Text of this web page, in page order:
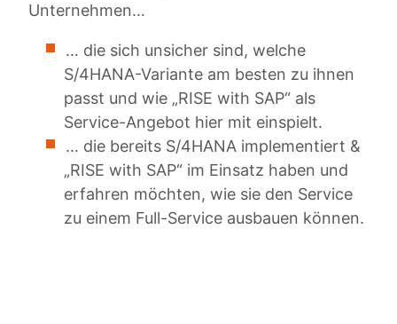
Unternehmen…
… die sich unsicher sind, welche
S/4HANA-Variante am besten zu ihnen
passt und wie „RISE with SAP“ als
Service-Angebot hier mit einspielt.
… die bereits S/4HANA implementiert &
„RISE with SAP“ im Einsatz haben und
erfahren möchten, wie sie den Service
zu einem Full-Service ausbauen können.